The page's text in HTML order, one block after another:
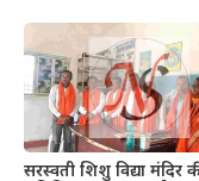
सरस्वती शिशु विद्या मंदिर